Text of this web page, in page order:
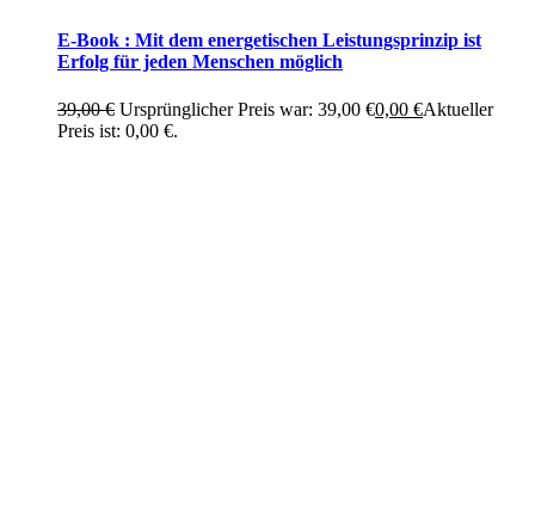
E-Book : Mit dem energetischen Leistungsprinzip ist
Erfolg für jeden Menschen möglich
39,00€ Ursprünglicher Preis war: 39,00 €0,00 €Aktueller
Preis ist: 0,00 €.